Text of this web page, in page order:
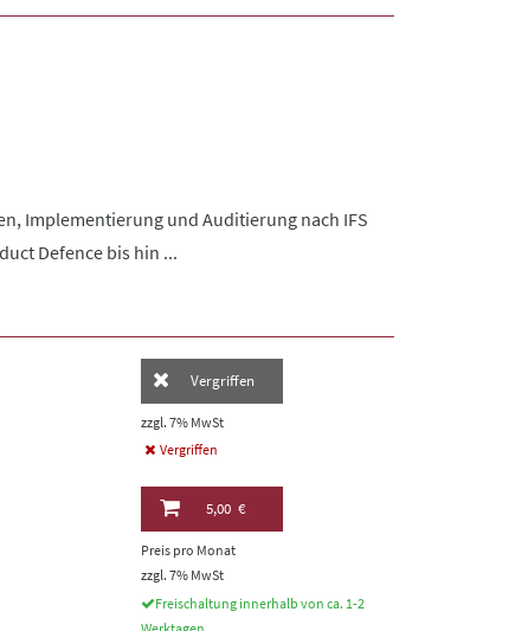
Implementierung und Auditierung nach IFS
Defence bis hin ...
Vergriffen
zzgl. 7% MwSt
Vergriffen
5,00 €
Preis pro Monat
zzgl. 7% MwSt
Freischaltung innerhalb von ca. 1-2
Werktagen